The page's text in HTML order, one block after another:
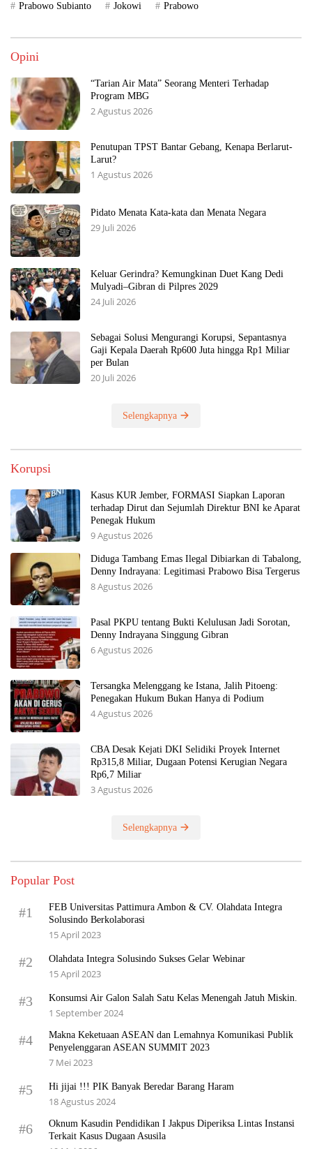
Prabowo Subianto Jokowi Prabowo
Opini
“Tarian Air Mata” Seorang Menteri Terhadap
Program MBG
2 Agustus 2026
Penutupan TPST Bantar Gebang, Kenapa Berlarut-
Larut?
1 Agustus 2026
Pidato Menata Kata-kata dan Menata Negara
29 Juli 2026
Keluar Gerindra? Kemungkinan Duet Kang Dedi
Mulyadi–Gibran di Pilpres 2029
24 Juli 2026
Sebagai Solusi Mengurangi Korupsi, Sepantasnya
Gaji Kepala Daerah Rp600 Juta hingga Rp1 Miliar
per Bulan
20 Juli 2026
Selengkapnya
Korupsi
Kasus KUR Jember, FORMASI Siapkan Laporan
terhadap Dirut dan Sejumlah Direktur BNI ke Aparat
Penegak Hukum
9 Agustus 2026
Diduga Tambang Emas Ilegal Dibiarkan di Tabalong,
Denny Indrayana: Legitimasi Prabowo Bisa Tergerus
8 Agustus 2026
Pasal PKPU tentang Bukti Kelulusan Jadi Sorotan,
Denny Indrayana Singgung Gibran
6 Agustus 2026
Tersangka Melenggang ke Istana, Jalih Pitoeng:
Penegakan Hukum Bukan Hanya di Podium
4 Agustus 2026
CBA Desak Kejati DKI Selidiki Proyek Internet
Rp315,8 Miliar, Dugaan Potensi Kerugian Negara
Rp6,7 Miliar
3 Agustus 2026
Selengkapnya
Popular Post
#1
FEB Universitas Pattimura Ambon & CV. Olahdata Integra
Solusindo Berkolaborasi
15 April 2023
#2 Olahdata Integra Solusindo Sukses Gelar Webinar
15 April 2023
#3 Konsumsi Air Galon Salah Satu Kelas Menengah Jatuh Miskin.
1 September 2024
#4
Makna Keketuaan ASEAN dan Lemahnya Komunikasi Publik
Penyelenggaran ASEAN SUMMIT 2023
7 Mei 2023
#5 Hi jijai !!! PIK Banyak Beredar Barang Haram
18 Agustus 2024
#6
Oknum Kasudin Pendidikan I Jakpus Diperiksa Lintas Instansi
Terkait Kasus Dugaan Asusila